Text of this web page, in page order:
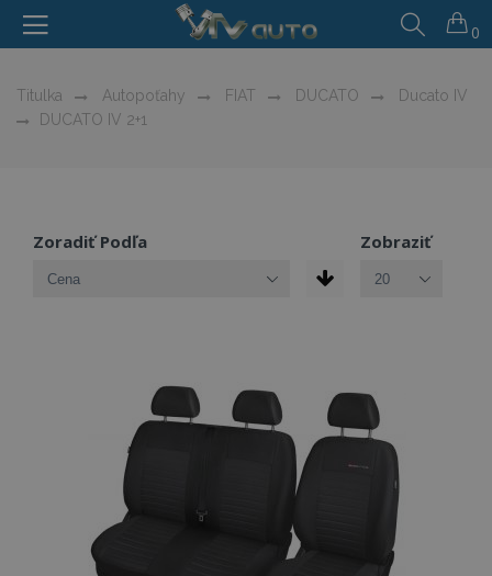
0
Titulka Autopoťahy FIAT DUCATO
Ducato IV
DUCATO IV 2+1
Zoradiť Podľa Zobraziť